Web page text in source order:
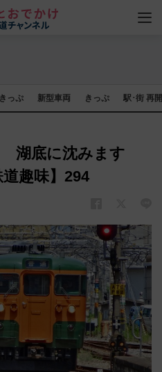
っぷ 新型車両 きっぷ 駅･街 再
湖底に沈みます
道趣味】294